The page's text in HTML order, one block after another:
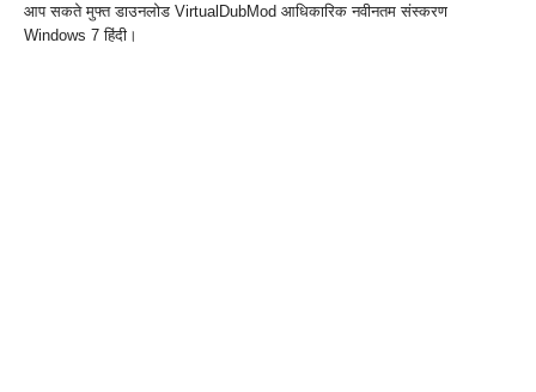
आप सकते मुफ्त डाउनलोड VirtualDubMod आधिकारिक नवीनतम संस्करण
Windows 7 हिंदी।